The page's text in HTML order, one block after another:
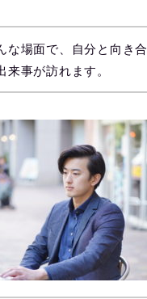
な場面で、自分と向き合
来事が訪れます。